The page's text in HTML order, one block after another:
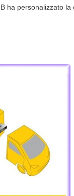
ha personalizzato